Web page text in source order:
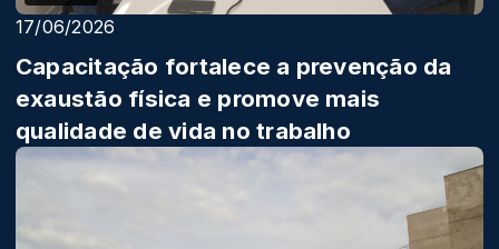
17/06/2026
Capacitação fortalece a prevenção da
exaustão física e promove mais
qualidade de vida no trabalho